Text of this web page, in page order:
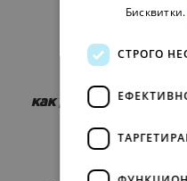
как да намерим
Бисквитки.
СТРОГО